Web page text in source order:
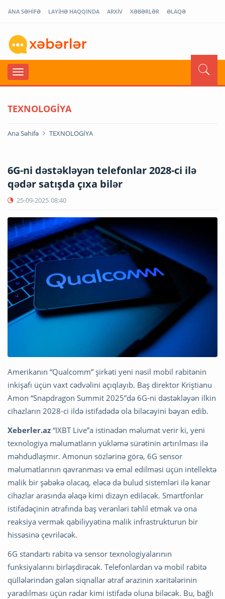
ANA SƏHİFƏ LAYİHƏ HAQQINDA ARXİV XƏBƏRLƏR ƏLAQƏ
TEXNOLOGİYA
Ana Səhifə TEXNOLOGİYA
6G-ni dəstəkləyən telefonlar 2028-ci ilə
qədər satışda çıxa bilər
25-09-2025 08:40
Amerikanın “Qualcomm” şirkəti yeni nəsil mobil rabitənin
inkişafı üçün vaxt cədvəlini açıqlayıb. Baş direktor Kriştianu
Amon “Snapdragon Summit 2025”də 6G-ni dəstəkləyən ilkin
cihazların 2028-ci ildə istifadədə ola biləcəyini bəyan edib.
Xeberler.az “IXBT Live”a istinadən məlumat verir ki, yeni
texnologiya məlumatların yükləmə sürətinin artırılması ilə
məhdudlaşmır. Amonun sözlərinə görə, 6G sensor
məlumatlarının qavranması və emal edilməsi üçün intellektə
malik bir şəbəkə olacaq, eləcə də bulud sistemləri ilə kənar
cihazlar arasında əlaqə kimi dizayn ediləcək. Smartfonlar
istifadəçinin ətrafında baş verənləri təhlil etmək və ona
reaksiya vermək qabiliyyətinə malik infrastrukturun bir
hissəsinə çevriləcək.
6G standartı rabitə və sensor texnologiyalarının
funksiyalarını birləşdirəcək. Telefonlardan və mobil rabitə
qüllələrindən gələn siqnallar ətraf ərazinin xəritələrinin
yaradılması üçün radar kimi istifadə oluna biləcək. Bu, bağlı